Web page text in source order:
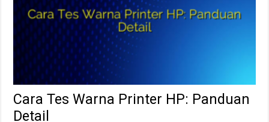
Cara Tes Warna Printer HP: Panduan
Detail